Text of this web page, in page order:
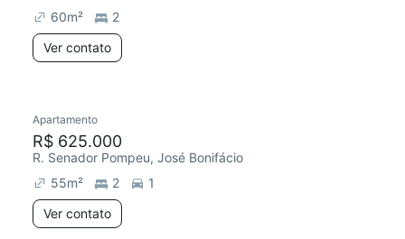
60m²
2
Ver contato
Apartamento
R$ 625.000
R. Senador Pompeu, José Bonifácio
55m² 2
1
Ver contato